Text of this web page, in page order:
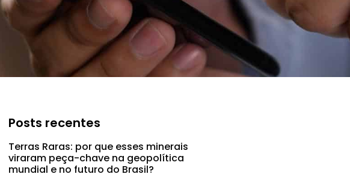
Posts recentes
Terras Raras: por que esses minerais
viraram peça-chave na geopolítica
mundial e no futuro do Brasil?